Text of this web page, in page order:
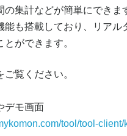
の集計などが簡単にできま
能も搭載しており、リアル
ができます。
覧ください。
デモ画面
tool/tool-client/